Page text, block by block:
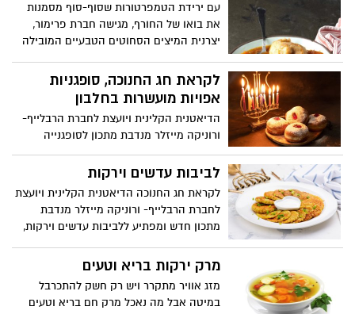
עם ירידת הטמפרטורות שסוף-סוף מסמנות
את בואו של החורף, מגישה חברת פרימור,
יצרנית המיצים הסחוטים הטבעיים המובילה
בטעמים: מרק קובה דלעת. כיסונים רכים
מבצק סולת ממולאים בבשר מתובל בשילוב
מרק כתום, סמיך ועשיר המבוסס על דלעת,
ירקות ותיבול עדין. החיבור בין המתיקות
הטבעית של הדלעת, העדינות של המרק
והעסיסיות של הקובה, יוצר מנה מלאה
בניחוחות חורפיים וטעמים עמוקים. זה הזמן
להתכנס בבית וליהנות מאווירה מושלמת
לארוחה משפחתית. בתיאבון!
לקראת חג החנוכה, סופגניות
אפויות מועשרות בחלבון
הדיאטנית הקלינית ויועצת לחברת הרבלייף-
ורוניקה מייזלר מנדבת מתכון לסופגנייה
מועשרת בחלבון, שמוכיחה שאפשר לחגוג
מתוק בלי לוותר על איזון. עם מרקם אוורירי,
שמעניקה בוסט של אנרגיה טובה ומותאמת
גם למי שמקפיד על אורח חיים בריא. חג
חנוכה מעולם לא נראה טוב וטעים יותר.
לביבות עדשים וירקות
לקראת חג החנוכה הדיאטנית הקלינית ויועצת
לחברת הרבלייף- ורוניקה מייזלר מנדבת
מתכון חדש ומפתיע ללביבות עדשים וירקות,
במקום לוותר על הטעם או להעמיס קלוריות,
ורוניקה מציעה גרסה קלה, צבעונית ומלאת
ערכים תזונתיים, שנותנת מקום לעדשים,
ירקות טריים וטכניקת הכנה חכמה. כך נולד
מרק ירקות בריא וטעים
מזג אוויר מתקרר ויש רק חשק להתכרבל
במיטה אבל מה נאכל מרק חם בריא וטעים